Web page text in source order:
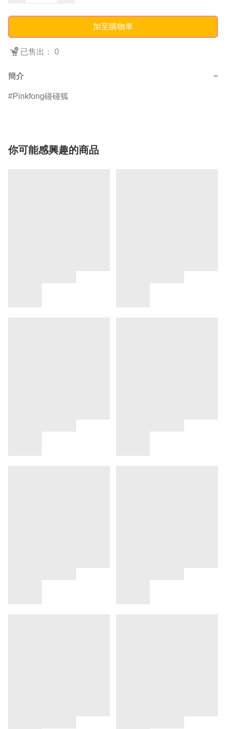
加至購物車
已售出： 0
簡介 −
Pinkfong碰碰狐
你可能感興趣的商品